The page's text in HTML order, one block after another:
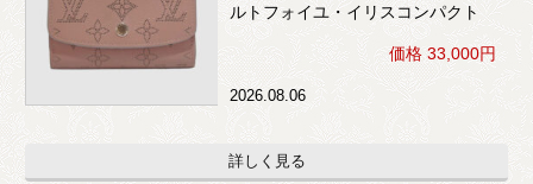
ルトフォイユ・イリスコンパクト
（ボアドゥローズ）※イニシャル
入り
価格 33,000円
2026.08.06
詳しく見る